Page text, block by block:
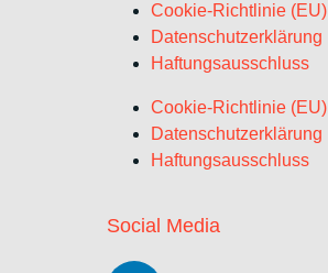
Cookie-Richtlinie (EU)
Datenschutzerklärung
Haftungsausschluss
Cookie-Richtlinie (EU)
Datenschutzerklärung
Haftungsausschluss
Social Media